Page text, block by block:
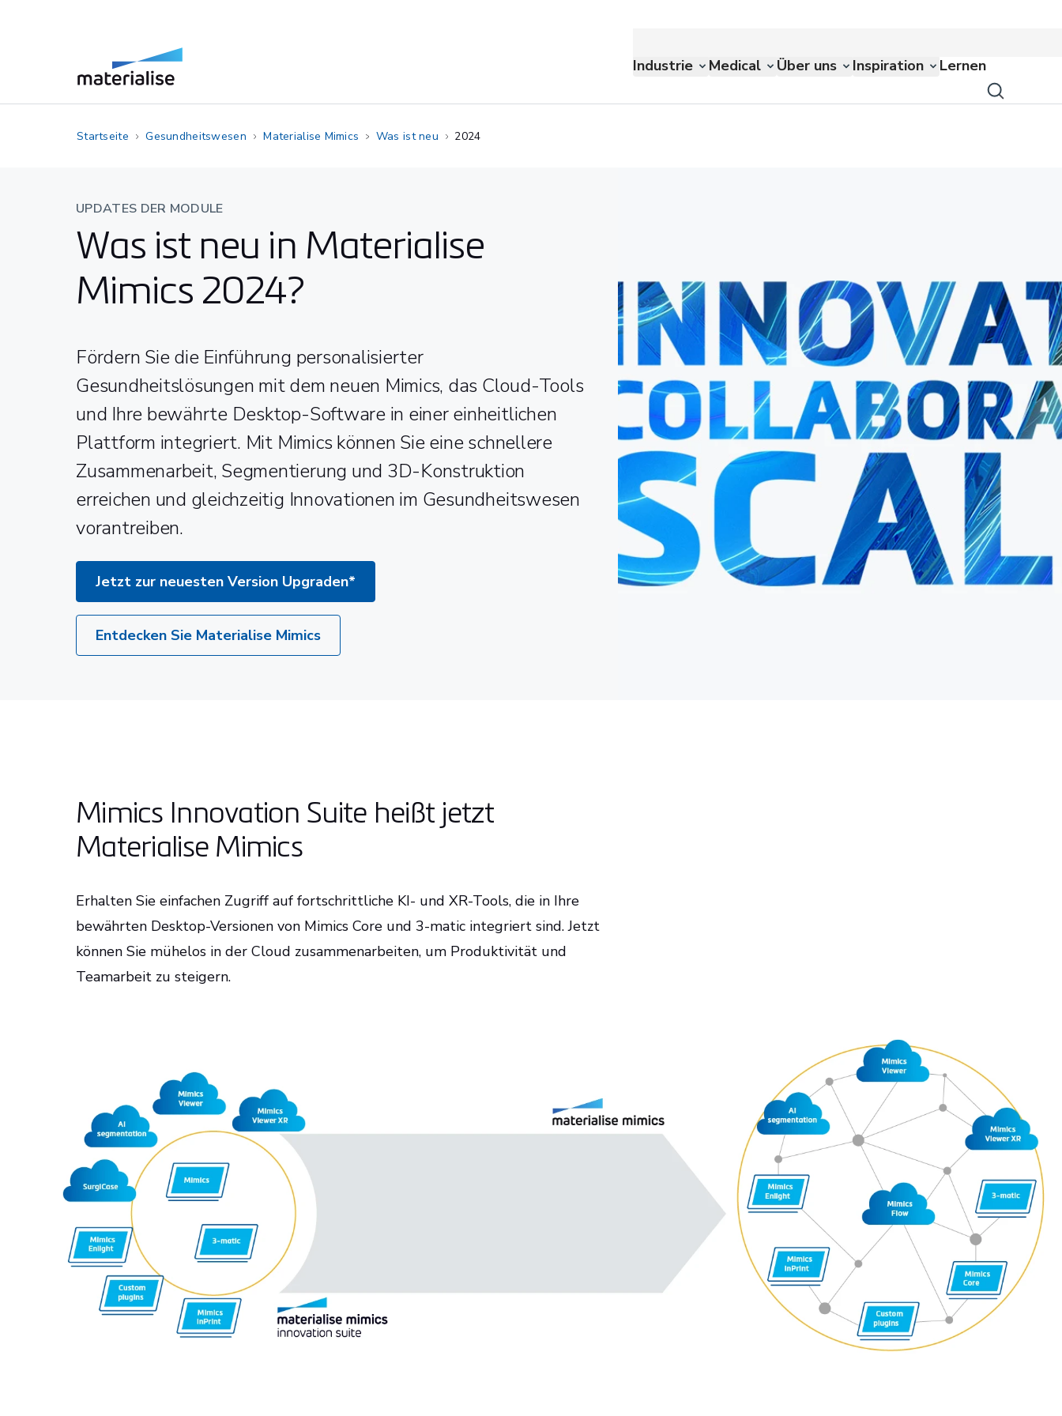
Industrie Medical Über uns Inspiration Lernen
Startseite Gesundheitswesen Materialise Mimics Was ist neu 2024
UPDATES DER MODULE
Was ist neu in Materialise
Mimics 2024?
Fördern Sie die Einführung personalisierter
Gesundheitslösungen mit dem neuen Mimics, das Cloud-Tools
und Ihre bewährte Desktop-Software in einer einheitlichen
Plattform integriert. Mit Mimics können Sie eine schnellere
Zusammenarbeit, Segmentierung und 3D-Konstruktion
erreichen und gleichzeitig Innovationen im Gesundheitswesen
vorantreiben.
Jetzt zur neuesten Version Upgraden*
Entdecken Sie Materialise Mimics
Mimics Innovation Suite heißt jetzt
Materialise Mimics
Erhalten Sie einfachen Zugriff auf fortschrittliche KI- und XR-Tools, die in Ihre
bewährten Desktop-Versionen von Mimics Core und 3-matic integriert sind. Jetzt
können Sie mühelos in der Cloud zusammenarbeiten, um Produktivität und
Teamarbeit zu steigern.